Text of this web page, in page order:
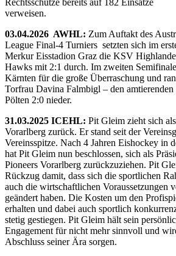
verweisen.
03.04.2026 AWHL: Zum Auftakt des
League Final-4 Turniers setzten sich im
Merkur Eisstadion Graz die KSV
Hawks mit 2:1 durch. Im zweiten
Kärnten für die große Überraschung und
Torfrau Davina Falmbigl – den amtierenden
Pölten 2:0 nieder.
31.03.2025 ICEHL: Pit Gleim zieht sich
Vorarlberg zurück. Er stand seit der
Vereinsspitze. Nach 4 Jahren Eishockey in
hat Pit Gleim nun beschlossen, sich als
Pioneers Vorarlberg zurückzuziehen. Pit
Rückzug damit, dass sich die sportlichen
auch die wirtschaftlichen Voraussetzungen
geändert haben. Die Kosten um den
erhalten und dabei auch sportlich
stetig gestiegen. Pit Gleim hält sein
Engagement für nicht mehr sinnvoll und
Abschluss seiner Ära sorgen.